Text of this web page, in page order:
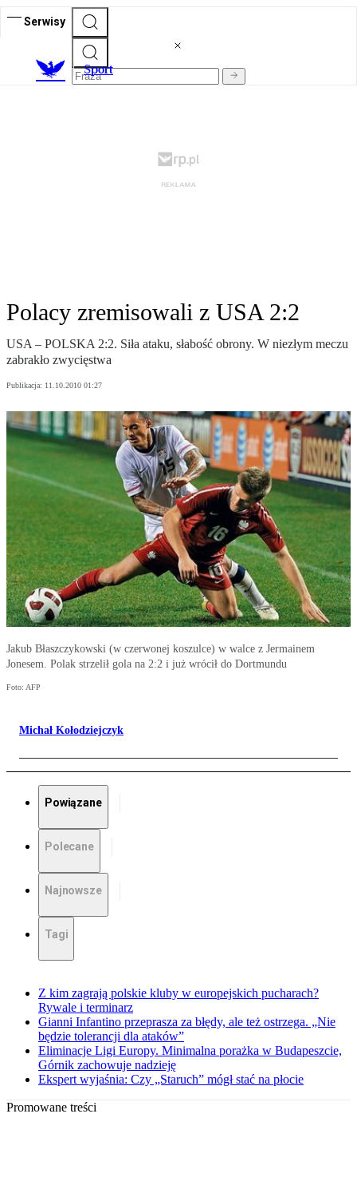
Serwisy
Sport
Polacy zremisowali z USA 2:2
USA – POLSKA 2:2. Siła ataku, słabość obrony. W niezłym meczu
zabrakło zwycięstwa
Publikacja: 11.10.2010 01:27
Jakub Błaszczykowski (w czerwonej koszulce) w walce z Jermainem
Jonesem. Polak strzelił gola na 2:2 i już wrócił do Dortmundu
Foto: AFP
Michał Kołodziejczyk
Powiązane
Polecane
Najnowsze
Tagi
Z kim zagrają polskie kluby w europejskich pucharach?
Rywale i terminarz
Gianni Infantino przeprasza za błędy, ale też ostrzega. „Nie
będzie tolerancji dla ataków”
Eliminacje Ligi Europy. Minimalna porażka w Budapeszcie,
Górnik zachowuje nadzieję
Ekspert wyjaśnia: Czy „Staruch” mógł stać na płocie
Promowane treści